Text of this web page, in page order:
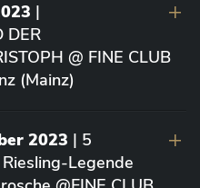
|
DER
@ FINE CLUB
(Mainz)
2023 | 5
Legende